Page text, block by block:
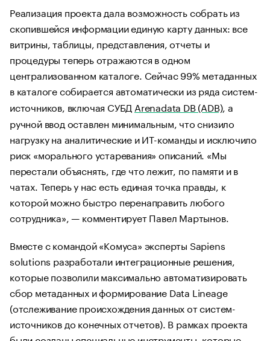
Реализация проекта дала возможность собрать из
скопившейся информации единую карту данных: все
витрины, таблицы, представления, отчеты и
процедуры теперь отражаются в одном
централизованном каталоге. Сейчас 99% метаданных
в каталоге собирается автоматически из ряда систем-
источников, включая СУБД Arenadata DB (ADB), а
ручной ввод оставлен минимальным, что снизило
нагрузку на аналитические и ИТ-команды и исключило
риск «морального устаревания» описаний. «Мы
перестали объяснять, где что лежит, по памяти и в
чатах. Теперь у нас есть единая точка правды, к
которой можно быстро перенаправить любого
сотрудника», — комментирует Павел Мартынов.
Вместе с командой «Комуса» эксперты Sapiens
solutions разработали интеграционные решения,
которые позволили максимально автоматизировать
сбор метаданных и формирование Data Lineage
(отслеживание происхождения данных от систем-
источников до конечных отчетов). В рамках проекта